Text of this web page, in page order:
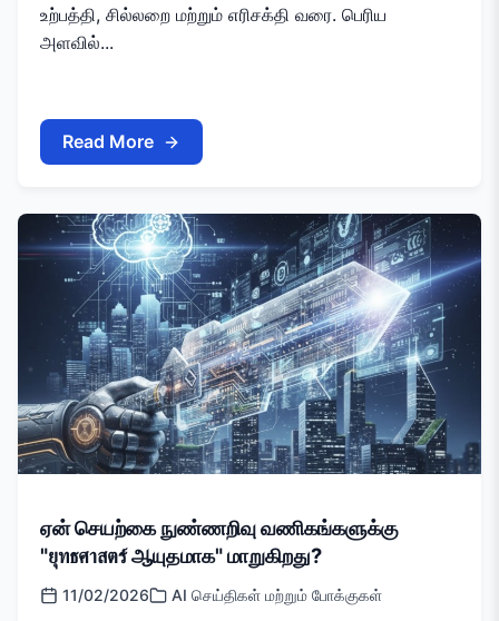
உற்பத்தி, சில்லறை மற்றும் எரிசக்தி வரை. பெரிய
அளவில்...
Read More
ஏன் செயற்கை நுண்ணறிவு வணிகங்களுக்கு
"ยุทธศาสตร์ ஆயுதமாக" மாறுகிறது?
11/02/2026 AI செய்திகள் மற்றும் போக்குகள்